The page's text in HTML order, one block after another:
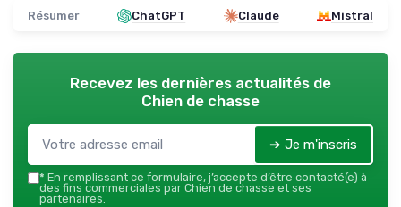
Résumer ChatGPT Claude Mistral
Recevez les dernières actualités de
Chien de chasse
➔ Je m'inscris
* En remplissant ce formulaire, j’accepte d’être contacté(e) à
des fins commerciales par Chien de chasse et ses
partenaires.